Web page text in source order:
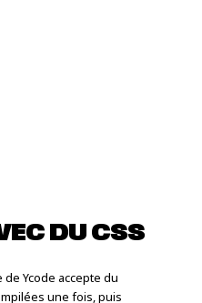
DU CSS
de Ycode accepte du
une fois, puis